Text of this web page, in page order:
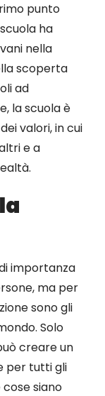
punto
ha
nella
scoperta
ad
la scuola è
valori, in cui
e a
importanza
ma per
sono gli
Solo
creare un
per tutti gli
siano